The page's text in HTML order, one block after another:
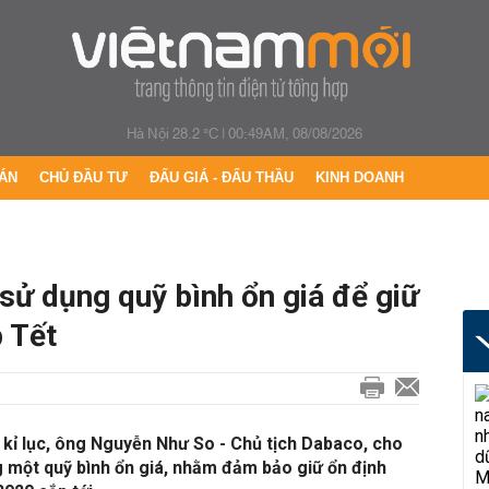
Hà Nội 28.2 °C|00:49AM, 08/08/2026
CHỦ ĐẦU TƯ ĐẤU GIÁ - ĐẤU THẦU KINH DOANH
dụng quỹ bình ổn giá để giữ
Tết
lục, ông Nguyễn Như So - Chủ tịch Dabaco, cho
quỹ bình ổn giá, nhằm đảm bảo giữ ổn định